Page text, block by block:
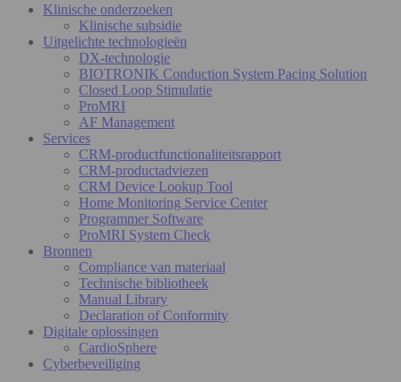
Klinische onderzoeken
Klinische subsidie
Uitgelichte technologieën
DX-technologie
BIOTRONIK Conduction System Pacing Solution
Closed Loop Stimulatie
ProMRI
AF Management
Services
CRM-productfunctionaliteitsrapport
CRM-productadviezen
CRM Device Lookup Tool
Home Monitoring Service Center
Programmer Software
ProMRI System Check
Bronnen
Compliance van materiaal
Technische bibliotheek
Manual Library
Declaration of Conformity
Digitale oplossingen
CardioSphere
Cyberbeveiliging